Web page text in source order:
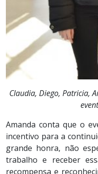
Claudia, Diego, Patricia,
Amanda conta que o
incentivo para a
grande honra, não
trabalho e receber
recompensa e